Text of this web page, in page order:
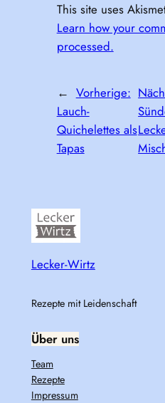
This site uses
Learn how your
processed.
← Vorherige:
Lauch-
Quichelettes als
Tapas
Lecker-Wirtz
Rezepte mit Leidenschaft
Über uns
Team
Rezepte
Impressum